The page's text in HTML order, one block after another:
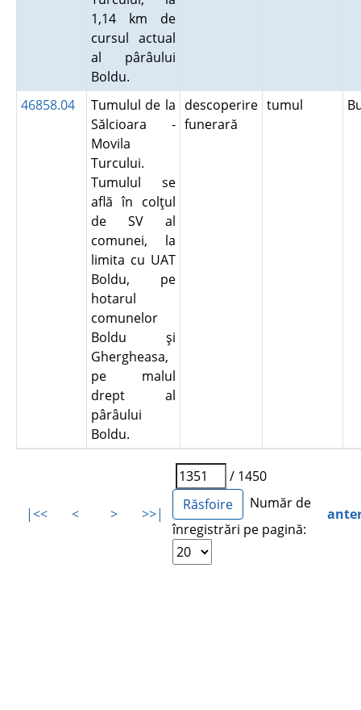
1,14 km de
cursul actual
al pârâului
Boldu.
46858.04
Tumulul de la
Sălcioara -
Movila
Turcului.
Tumulul se
află în colţul
de SV al
comunei, la
limita cu UAT
Boldu, pe
hotarul
comunelor
Boldu şi
Ghergheasa,
pe malul
drept al
pârâului
Boldu.
descoperire
funerară
tumul
|<< < > >>|
/ 1450
Număr de
înregistrări pe pagină: